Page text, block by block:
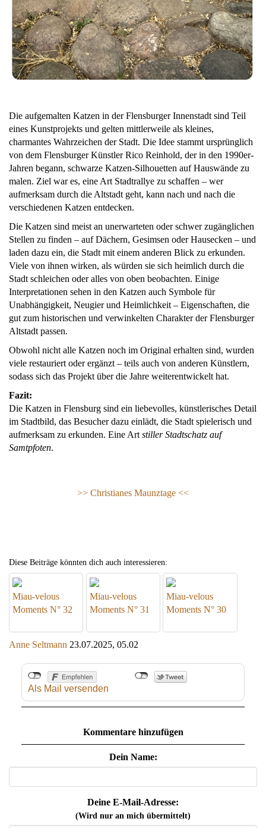
Die aufgemalten Katzen in der Flensburger Innenstadt sind Teil
eines Kunstprojekts und gelten mittlerweile als kleines,
charmantes Wahrzeichen der Stadt. Die Idee stammt ursprünglich
von dem Flensburger Künstler Rico Reinhold, der in den 1990er-
Jahren begann, schwarze Katzen-Silhouetten auf Hauswände zu
malen. Ziel war es, eine Art Stadtrallye zu schaffen – wer
aufmerksam durch die Altstadt geht, kann nach und nach die
verschiedenen Katzen entdecken.
Die Katzen sind meist an unerwarteten oder schwer zugänglichen
Stellen zu finden – auf Dächern, Gesimsen oder Hausecken – und
laden dazu ein, die Stadt mit einem anderen Blick zu erkunden.
Viele von ihnen wirken, als würden sie sich heimlich durch die
Stadt schleichen oder alles von oben beobachten. Einige
Interpretationen sehen in den Katzen auch Symbole für
Unabhängigkeit, Neugier und Heimlichkeit – Eigenschaften, die
gut zum historischen und verwinkelten Charakter der Flensburger
Altstadt passen.
Obwohl nicht alle Katzen noch im Original erhalten sind, wurden
viele restauriert oder ergänzt – teils auch von anderen Künstlern,
sodass sich das Projekt über die Jahre weiterentwickelt hat.
Fazit:
Die Katzen in Flensburg sind ein liebevolles, künstlerisches Detail
im Stadtbild, das Besucher dazu einlädt, die Stadt spielerisch und
aufmerksam zu erkunden. Eine Art stiller Stadtschatz auf
Samtpfoten.
>> Christianes Maunztage <<
Diese Beiträge könnten dich auch interessieren:
Miau-velous
Moments N° 32
Miau-velous
Moments N° 31
Miau-velous
Moments N° 30
Anne Seltmann 23.07.2025, 05.02
Als Mail versenden
Kommentare hinzufügen
Dein Name:
Deine E-Mail-Adresse:
(Wird nur an mich übermittelt)